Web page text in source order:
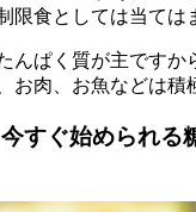
限食としては当ては
んぱく質が主です
お肉、お魚などは
すぐ始められる